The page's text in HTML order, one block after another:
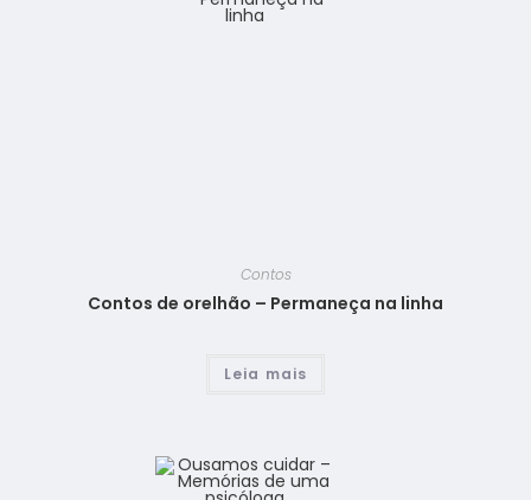
Contos
Contos de orelhão – Permaneça na linha
Leia mais